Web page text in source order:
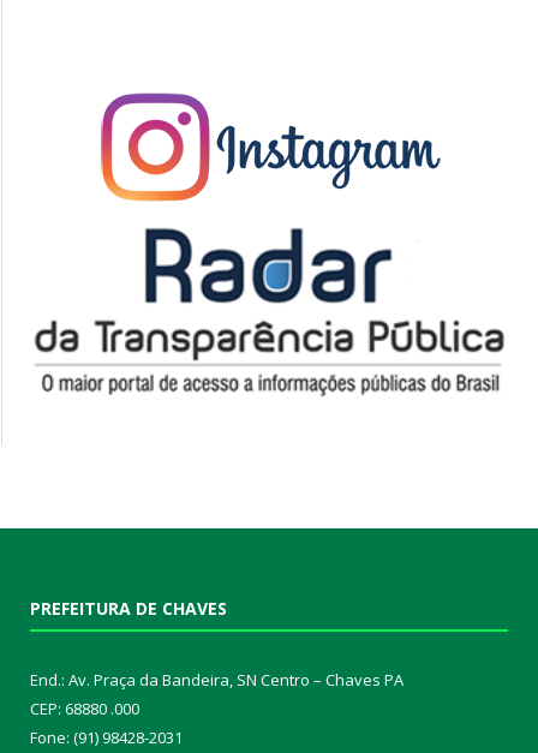
PREFEITURA DE CHAVES
End.: Av. Praça da Bandeira, SN Centro – Chaves PA
CEP: 68880 .000
Fone: (91) 98428-2031